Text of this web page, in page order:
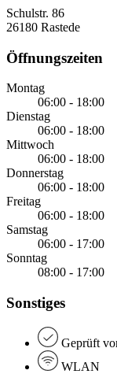
Schulstr. 86
26180 Rastede
Öffnungszeiten
Montag
06:00 - 18:00
Dienstag
06:00 - 18:00
Mittwoch
06:00 - 18:00
Donnerstag
06:00 - 18:00
Freitag
06:00 - 18:00
Samstag
06:00 - 17:00
Sonntag
08:00 - 17:00
Sonstiges
Geprüft
WLAN